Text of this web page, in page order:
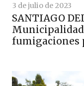
3 de julio de 2023
SANTIAGO
fumigaciones